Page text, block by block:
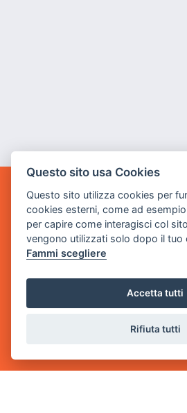
GAME WARP
BY POWER GAME SRL
Sede Legale
via Villaggio dei Platani, 3
Questo sito usa Cookies
Questo sito utilizza cookies per
cookies esterni, come ad
per capire come interagisci col
vengono utilizzati solo dopo il tuo
Fammi scegliere
Accetta tutti
Rifiuta tutti